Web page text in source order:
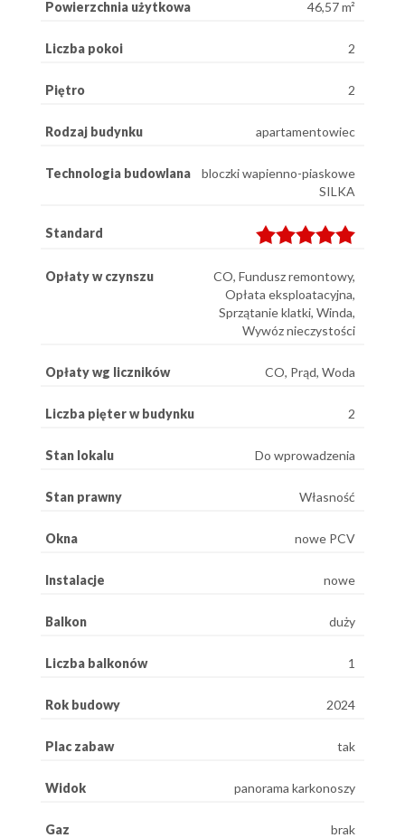
Powierzchnia użytkowa 46,57 m²
Liczba pokoi 2
Piętro 2
Rodzaj budynku apartamentowiec
Technologia budowlana
bloczki wapienno-piaskowe
SILKA
Standard
Opłaty w czynszu
CO, Fundusz remontowy,
Opłata eksploatacyjna,
Sprzątanie klatki, Winda,
Wywóz nieczystości
Opłaty wg liczników CO, Prąd, Woda
Liczba pięter w budynku 2
Stan lokalu Do wprowadzenia
Stan prawny Własność
Okna nowe PCV
Instalacje nowe
Balkon duży
Liczba balkonów 1
Rok budowy 2024
Plac zabaw tak
Widok panorama karkonoszy
Gaz brak